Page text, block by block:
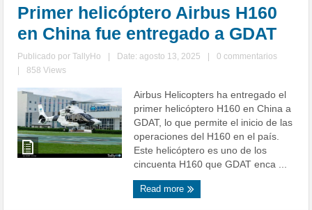
Primer helicóptero Airbus H160
en China fue entregado a GDAT
Publicado porTallyHo Date: agosto 13, 2025
0 commentarios
858 Views
Airbus Helicopters ha entregado el
primer helicóptero H160 en China a
GDAT, lo que permite el inicio de las
operaciones del H160 en el país.
Este helicóptero es uno de los
cincuenta H160 que GDAT enca ...
Read more